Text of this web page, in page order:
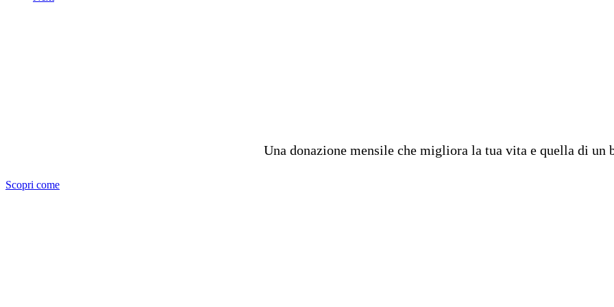
Una donazione mensile che migliora la tua vita e quella di un
Scopri come